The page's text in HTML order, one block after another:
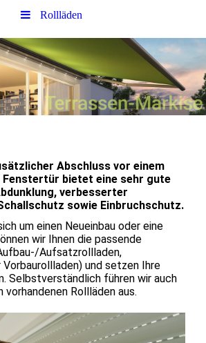
Rollläden
Abschluss vor einem
Fenstertür bietet eine sehr gute
verbesserter
sowie Einbruchschutz.
um einen Neueinbau oder eine
wir Ihnen die passende
Aufsatzrollladen,
Vorbaurollladen) und setzen Ihre
Selbstverständlich führen wir auch
vorhandenen Rollläden aus.